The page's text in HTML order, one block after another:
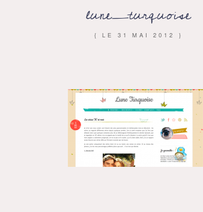
lune_turquoise
{ LE 31 MAI 2012 }